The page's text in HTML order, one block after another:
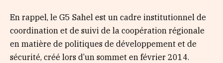
En rappel, le G5 Sahel est un cadre institutionnel de
coordination et de suivi de la coopération régionale
en matière de politiques de développement et de
sécurité, créé lors d’un sommet en février 2014.